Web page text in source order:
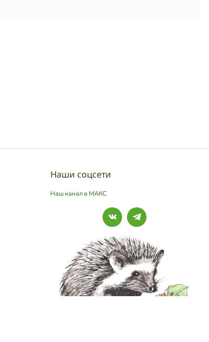
Наши соцсети
Наш канал в МАКС